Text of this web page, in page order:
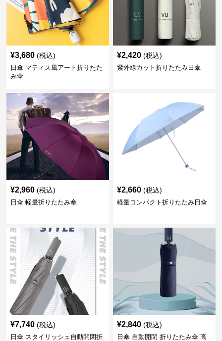
¥3,680 (税込)
日傘 マティス風アート折りたた
み傘
¥2,420 (税込)
紫外線カット折りたたみ日傘
¥2,960 (税込)
日傘 軽量折りたたみ傘
¥2,660 (税込)
軽量コンパクト折りたたみ日傘
¥7,740 (税込)
日傘 スタイリッシュ自動開閉折
¥2,840 (税込)
日傘 自動開閉 折りたたみ傘 高